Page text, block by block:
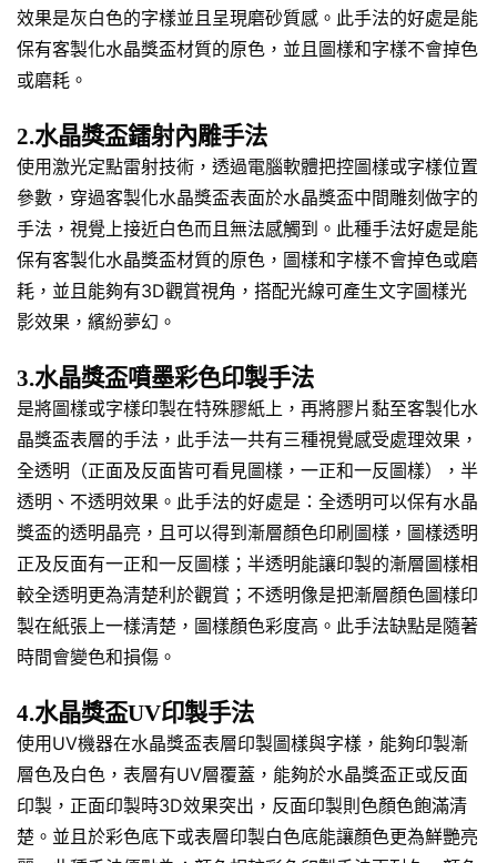
效果是灰白色的字樣並且呈現磨砂質感。此手法的好處是能
保有客製化水晶獎盃材質的原色，並且圖樣和字樣不會掉色
或磨耗。
2.水晶獎盃鐳射內雕手法
使用激光定點雷射技術，透過電腦軟體把控圖樣或字樣位置
參數，穿過客製化水晶獎盃表面於水晶獎盃中間雕刻做字的
手法，視覺上接近白色而且無法感觸到。此種手法好處是能
保有客製化水晶獎盃材質的原色，圖樣和字樣不會掉色或磨
耗，並且能夠有3D觀賞視角，搭配光線可產生文字圖樣光
影效果，繽紛夢幻。
3.水晶獎盃噴墨彩色印製手法
是將圖樣或字樣印製在特殊膠紙上，再將膠片黏至客製化水
晶獎盃表層的手法，此手法一共有三種視覺感受處理效果，
全透明（正面及反面皆可看見圖樣，一正和一反圖樣），半
透明、不透明效果。此手法的好處是：全透明可以保有水晶
獎盃的透明晶亮，且可以得到漸層顏色印刷圖樣，圖樣透明
正及反面有一正和一反圖樣；半透明能讓印製的漸層圖樣相
較全透明更為清楚利於觀賞；不透明像是把漸層顏色圖樣印
製在紙張上一樣清楚，圖樣顏色彩度高。此手法缺點是隨著
時間會變色和損傷。
4.水晶獎盃UV印製手法
使用UV機器在水晶獎盃表層印製圖樣與字樣，能夠印製漸
層色及白色，表層有UV層覆蓋，能夠於水晶獎盃正或反面
印製，正面印製時3D效果突出，反面印製則色顏色飽滿清
楚。並且於彩色底下或表層印製白色底能讓顏色更為鮮艷亮